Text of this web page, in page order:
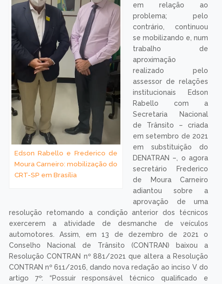
Edson Rabello e Frederico de
Moura Carneiro: mobilização do
CRT-SP em Brasília
em relação ao
problema; pelo
contrário, continuou
se mobilizando e, num
trabalho de
aproximação
realizado pelo
assessor de relações
institucionais Edson
Rabello com a
Secretaria Nacional
de Trânsito – criada
em setembro de 2021
em substituição do
DENATRAN –, o agora
secretário Frederico
de Moura Carneiro
adiantou sobre a
aprovação de uma
resolução retomando a condição anterior dos técnicos
exercerem a atividade de desmanche de veículos
automotores. Assim, em 13 de dezembro de 2021 o
Conselho Nacional de Trânsito (CONTRAN) baixou a
Resolução CONTRAN nº 881/2021 que altera a Resolução
CONTRAN nº 611/2016, dando nova redação ao inciso V do
artigo 7º: “Possuir responsável técnico qualificado e